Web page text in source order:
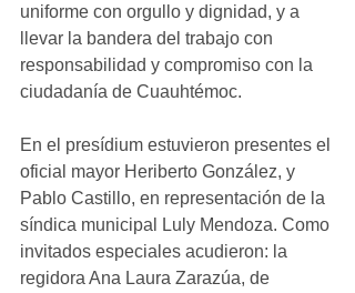
uniforme con orgullo y dignidad, y a
llevar la bandera del trabajo con
responsabilidad y compromiso con la
ciudadanía de Cuauhtémoc.
En el presídium estuvieron presentes el
oficial mayor Heriberto González, y
Pablo Castillo, en representación de la
síndica municipal Luly Mendoza. Como
invitados especiales acudieron: la
regidora Ana Laura Zarazúa, de